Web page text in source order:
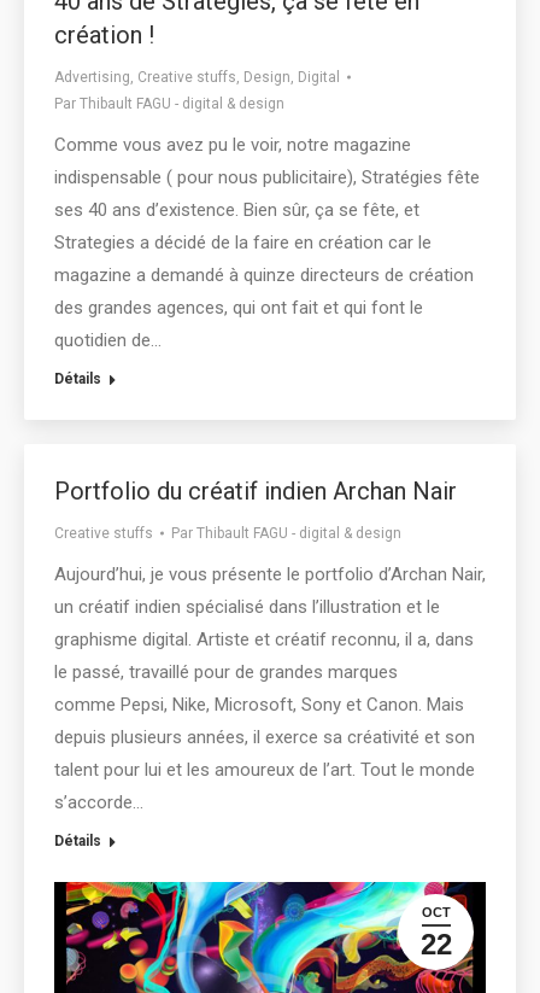
création !
Advertising Creative stuffs Design Digital
Par Thibault FAGU - digital & design
Comme vous avez pu le voir, notre magazine
indispensable ( pour nous publicitaire), Stratégies fête
ses 40 ans d’existence. Bien sûr, ça se fête, et
Strategies a décidé de la faire en création car le
magazine a demandé à quinze directeurs de création
des grandes agences, qui ont fait et qui font le
quotidien de…
Détails
Portfolio du créatif indien Archan Nair
Creative stuffs Par Thibault FAGU - digital & design
Aujourd’hui, je vous présente le portfolio d’Archan Nair,
un créatif indien spécialisé dans l’illustration et le
graphisme digital. Artiste et créatif reconnu, il a, dans
le passé, travaillé pour de grandes marques
comme Pepsi, Nike, Microsoft, Sony et Canon. Mais
depuis plusieurs années, il exerce sa créativité et son
talent pour lui et les amoureux de l’art. Tout le monde
s’accorde…
Détails
OCT
22